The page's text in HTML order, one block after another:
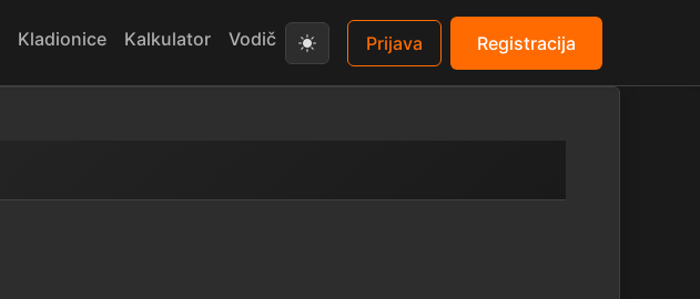
Kladionice Kalkulator Vodič Prijava Registracija